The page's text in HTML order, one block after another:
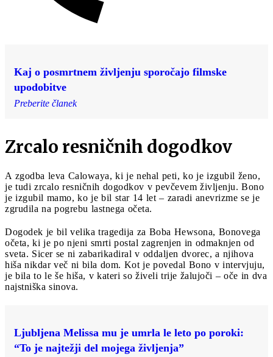
Kaj o posmrtnem življenju sporočajo filmske
upodobitve
Preberite članek
Zrcalo resničnih dogodkov
A zgodba leva Calowaya, ki je nehal peti, ko je izgubil ženo,
je tudi zrcalo resničnih dogodkov v pevčevem življenju. Bono
je izgubil mamo, ko je bil star 14 let – zaradi anevrizme se je
zgrudila na pogrebu lastnega očeta.
Dogodek je bil velika tragedija za Boba Hewsona, Bonovega
očeta, ki je po njeni smrti postal zagrenjen in odmaknjen od
sveta. Sicer se ni zabarikadiral v oddaljen dvorec, a njihova
hiša nikdar več ni bila dom. Kot je povedal Bono v intervjuju,
je bila to le še hiša, v kateri so živeli trije žalujoči – oče in dva
najstniška sinova.
Ljubljena Melissa mu je umrla le leto po poroki:
“To je najtežji del mojega življenja”